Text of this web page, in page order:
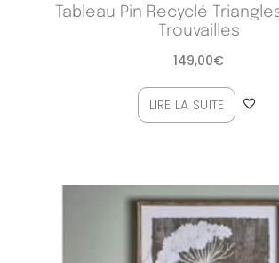
Tableau Pin Recyclé
Trouvailles
149,00€
LIRE LA SUITE